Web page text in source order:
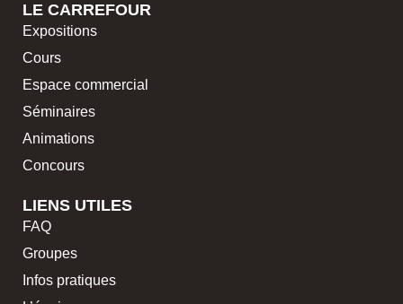
LE CARREFOUR
Expositions
Cours
Espace commercial
Séminaires
Animations
Concours
LIENS UTILES
FAQ
Groupes
Infos pratiques